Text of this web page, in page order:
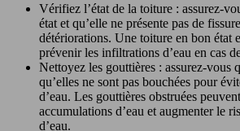
Vérifiez l’état de la toiture : assurez-
état et qu’elle ne présente pas de
détériorations. Une toiture en bon état
prévenir les infiltrations d’eau en cas
Nettoyez les gouttières : assurez-vous
qu’elles ne sont pas bouchées pour
d’eau. Les gouttières obstruées
accumulations d’eau et augmenter le
d’eau.